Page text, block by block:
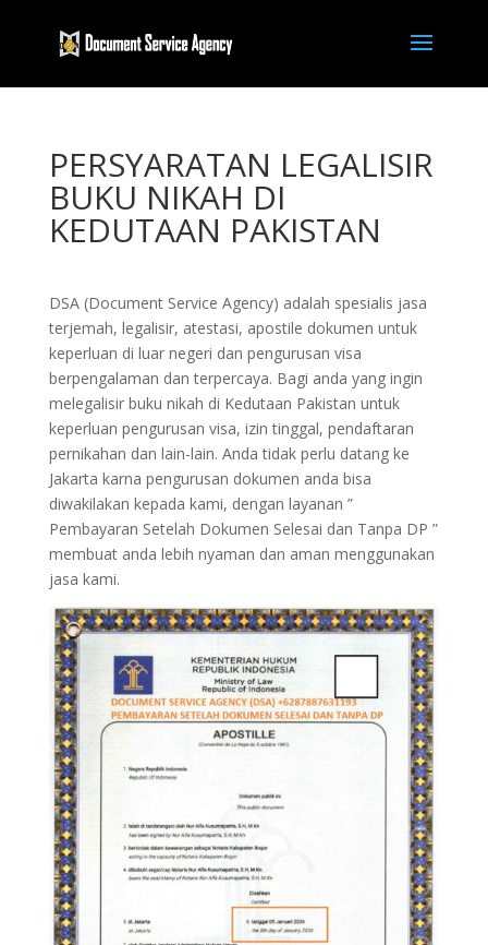
PERSYARATAN LEGALISIR
BUKU NIKAH DI
KEDUTAAN PAKISTAN
DSA (Document Service Agency) adalah spesialis jasa
terjemah, legalisir, atestasi, apostile dokumen untuk
keperluan di luar negeri dan pengurusan visa
berpengalaman dan terpercaya. Bagi anda yang ingin
melegalisir buku nikah di Kedutaan Pakistan untuk
keperluan pengurusan visa, izin tinggal, pendaftaran
pernikahan dan lain-lain. Anda tidak perlu datang ke
Jakarta karna pengurusan dokumen anda bisa
diwakilakan kepada kami, dengan layanan ”
Pembayaran Setelah Dokumen Selesai dan Tanpa DP ”
membuat anda lebih nyaman dan aman menggunakan
jasa kami.